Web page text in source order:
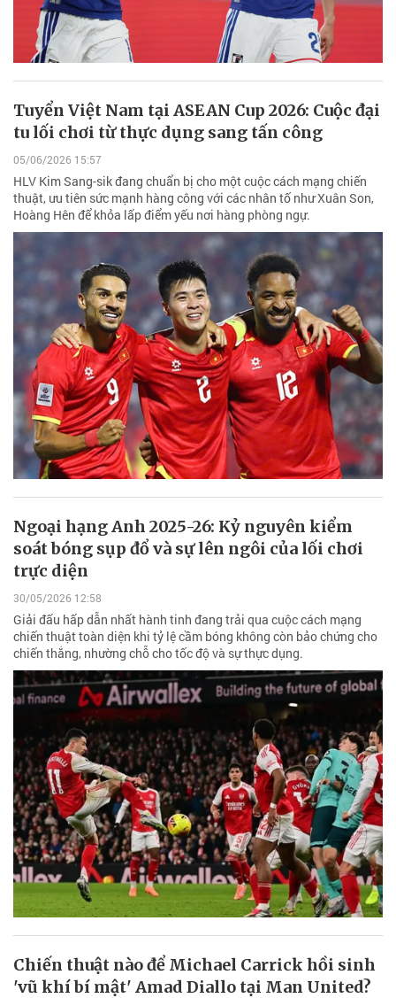
Tuyển Việt Nam tại ASEAN Cup 2026: Cuộc đại
tu lối chơi từ thực dụng sang tấn công
05/06/2026 15:57
HLV Kim Sang-sik đang chuẩn bị cho một cuộc cách mạng chiến
thuật, ưu tiên sức mạnh hàng công với các nhân tố như Xuân Son,
Hoàng Hên để khỏa lấp điểm yếu nơi hàng phòng ngự.
Ngoại hạng Anh 2025-26: Kỷ nguyên kiểm
soát bóng sụp đổ và sự lên ngôi của lối chơi
trực diện
30/05/2026 12:58
Giải đấu hấp dẫn nhất hành tinh đang trải qua cuộc cách mạng
chiến thuật toàn diện khi tỷ lệ cầm bóng không còn bảo chứng cho
chiến thắng, nhường chỗ cho tốc độ và sự thực dụng.
Chiến thuật nào để Michael Carrick hồi sinh
'vũ khí bí mật' Amad Diallo tại Man United?